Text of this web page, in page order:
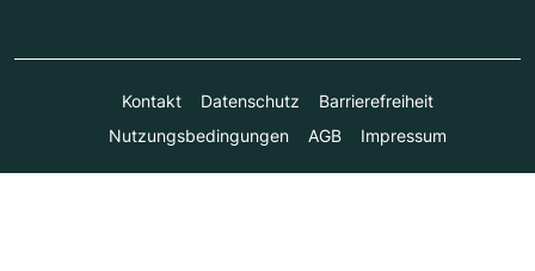
Kontakt Datenschutz
Barrierefreiheit
Nutzungsbedingungen
AGB Impressum